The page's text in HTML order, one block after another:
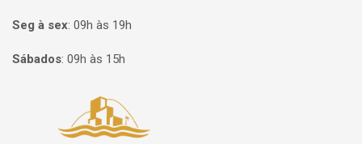
Seg à sex: 09h às 19h
Sábados: 09h às 15h
Página inicial